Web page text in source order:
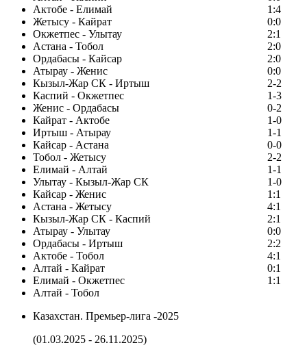
Актобе - Елимай
1:4
Жетысу - Кайрат
0:0
Окжетпес - Улытау
2:1
Астана - Тобол
2:0
Ордабасы - Кайсар
2:0
Атырау - Женис
0:0
Кызыл-Жар СК - Иртыш
2-2
Каспий - Окжетпес
1-3
Женис - Ордабасы
0-2
Кайрат - Актобе
1-0
Иртыш - Атырау
1-1
Кайсар - Астана
0-0
Тобол - Жетысу
2-2
Елимай - Алтай
1-1
Улытау - Кызыл-Жар СК
1-0
Кайсар - Женис
1:1
Астана - Жетысу
4:1
Кызыл-Жар СК - Каспий
2:1
Атырау - Улытау
0:0
Ордабасы - Иртыш
2:2
Актобе - Тобол
4:1
Алтай - Кайрат
0:1
Елимай - Окжетпес
1:1
Алтай - Тобол
Казахстан. Премьер-лига -2025
(01.03.2025 - 26.11.2025)